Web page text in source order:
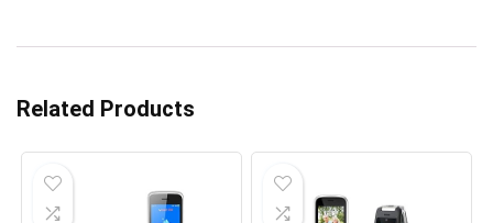
Related Products